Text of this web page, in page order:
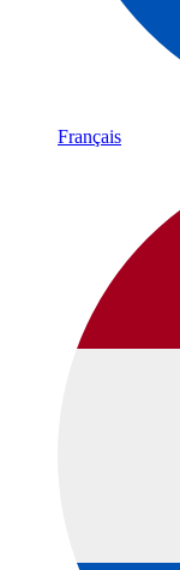
Français